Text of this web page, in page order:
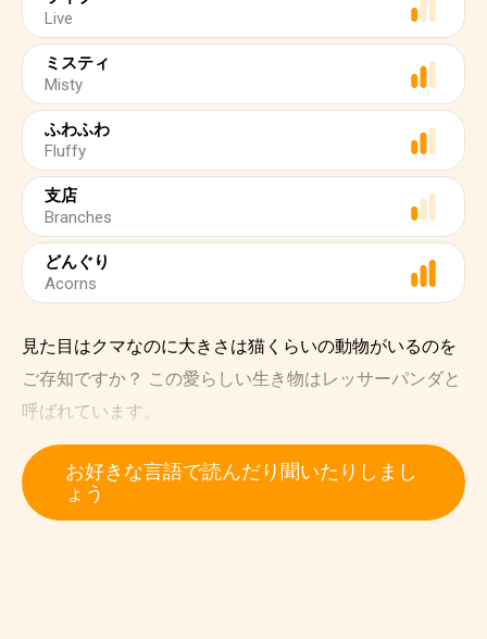
Live
ミスティ
Misty
ふわふわ
Fluffy
支店
Branches
どんぐり
Acorns
見た目はクマなのに大きさは猫くらいの動物がいるのを
ご存知ですか？ この愛らしい生き物はレッサーパンダと
呼ばれています。
レッサーパンダはアジアのネパール、インド、ブータ
ン、中国、ミャンマーの山に住んでいます。 彼らは涼し
くて高い場所が大好きなので、霧のかかった森の木の上
お好きな言語で読んだり聞いたりしまし
ょう